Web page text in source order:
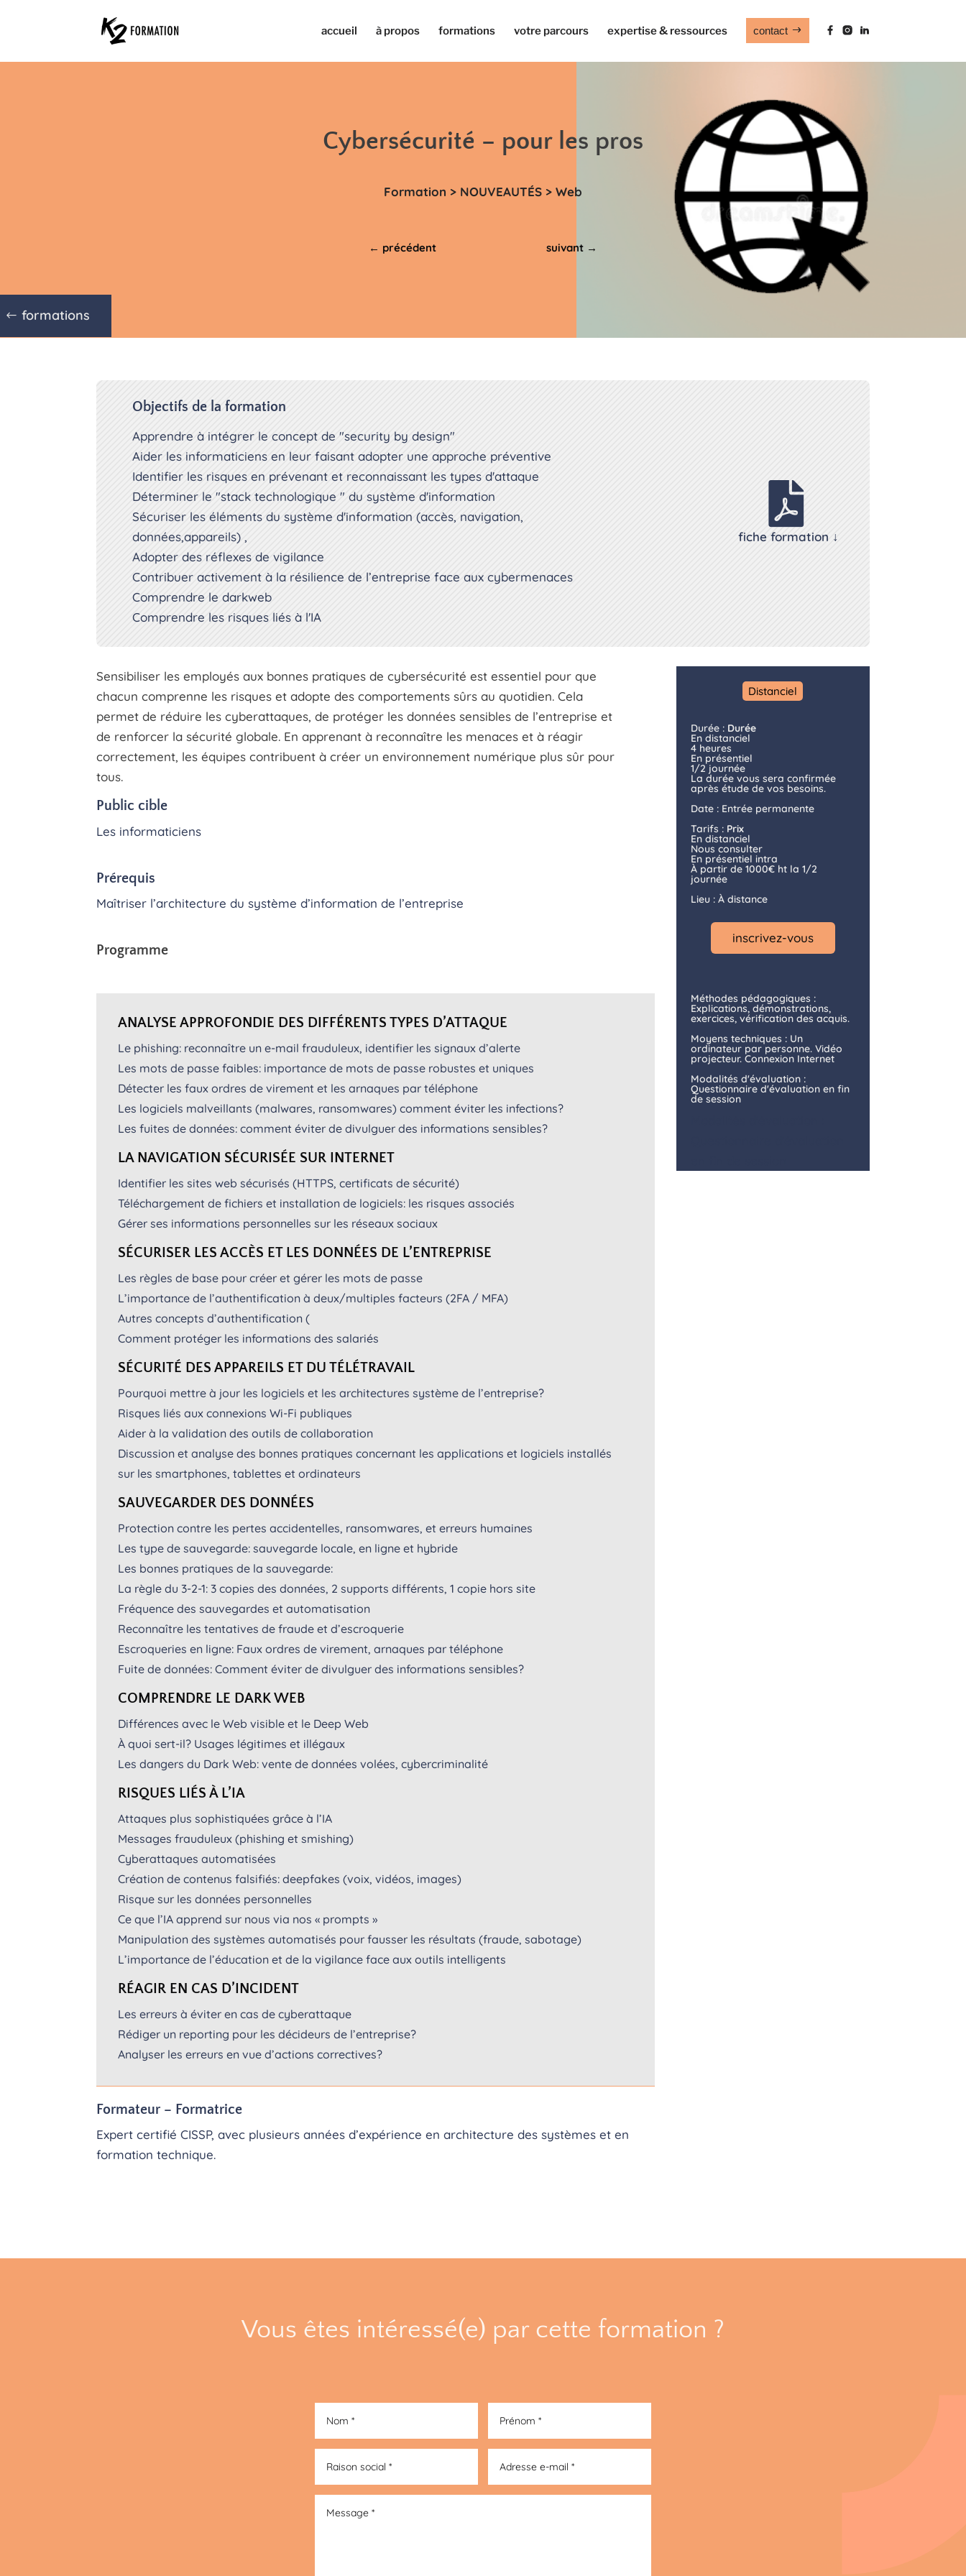
accueil à propos formations votre parcours expertise & ressources contact
Cybersécurité – pour les pros
Formation > NOUVEAUTÉS > Web
← précédent suivant →
formations
Objectifs de la formation
Apprendre à intégrer le concept de "security by design"
Aider les informaticiens en leur faisant adopter une approche préventive
Identifier les risques en prévenant et reconnaissant les types d'attaque
Déterminer le "stack technologique " du système d'information
Sécuriser les éléments du système d'information (accès, navigation,
données,appareils) ,
Adopter des réflexes de vigilance
Contribuer activement à la résilience de l’entreprise face aux cybermenaces
Comprendre le darkweb
Comprendre les risques liés à l'IA

fiche formation ↓
Sensibiliser les employés aux bonnes pratiques de cybersécurité est essentiel pour que
chacun comprenne les risques et adopte des comportements sûrs au quotidien. Cela
permet de réduire les cyberattaques, de protéger les données sensibles de l’entreprise et
de renforcer la sécurité globale. En apprenant à reconnaître les menaces et à réagir
correctement, les équipes contribuent à créer un environnement numérique plus sûr pour
tous.
Public cible
Les informaticiens
Prérequis
Maîtriser l’architecture du système d’information de l’entreprise
Programme
ANALYSE APPROFONDIE DES DIFFÉRENTS TYPES D’ATTAQUE
Le phishing: reconnaître un e-mail frauduleux, identifier les signaux d’alerte
Les mots de passe faibles: importance de mots de passe robustes et uniques
Détecter les faux ordres de virement et les arnaques par téléphone
Les logiciels malveillants (malwares, ransomwares) comment éviter les infections?
Les fuites de données: comment éviter de divulguer des informations sensibles?
LA NAVIGATION SÉCURISÉE SUR INTERNET
Identifier les sites web sécurisés (HTTPS, certificats de sécurité)
Téléchargement de fichiers et installation de logiciels: les risques associés
Gérer ses informations personnelles sur les réseaux sociaux
SÉCURISER LES ACCÈS ET LES DONNÉES DE L’ENTREPRISE
Les règles de base pour créer et gérer les mots de passe
L’importance de l’authentification à deux/multiples facteurs (2FA / MFA)
Autres concepts d’authentification (
Comment protéger les informations des salariés
SÉCURITÉ DES APPAREILS ET DU TÉLÉTRAVAIL
Pourquoi mettre à jour les logiciels et les architectures système de l’entreprise?
Risques liés aux connexions Wi-Fi publiques
Aider à la validation des outils de collaboration
Discussion et analyse des bonnes pratiques concernant les applications et logiciels installés
sur les smartphones, tablettes et ordinateurs
SAUVEGARDER DES DONNÉES
Protection contre les pertes accidentelles, ransomwares, et erreurs humaines
Les type de sauvegarde: sauvegarde locale, en ligne et hybride
Les bonnes pratiques de la sauvegarde:
La règle du 3-2-1: 3 copies des données, 2 supports différents, 1 copie hors site
Fréquence des sauvegardes et automatisation
Reconnaître les tentatives de fraude et d’escroquerie
Escroqueries en ligne: Faux ordres de virement, arnaques par téléphone
Fuite de données: Comment éviter de divulguer des informations sensibles?
COMPRENDRE LE DARK WEB
Différences avec le Web visible et le Deep Web
À quoi sert-il? Usages légitimes et illégaux
Les dangers du Dark Web: vente de données volées, cybercriminalité
RISQUES LIÉS À L’IA
Attaques plus sophistiquées grâce à l’IA
Messages frauduleux (phishing et smishing)
Cyberattaques automatisées
Création de contenus falsifiés: deepfakes (voix, vidéos, images)
Risque sur les données personnelles
Ce que l’IA apprend sur nous via nos « prompts »
Manipulation des systèmes automatisés pour fausser les résultats (fraude, sabotage)
L’importance de l’éducation et de la vigilance face aux outils intelligents
RÉAGIR EN CAS D’INCIDENT
Les erreurs à éviter en cas de cyberattaque
Rédiger un reporting pour les décideurs de l’entreprise?
Analyser les erreurs en vue d’actions correctives?
Formateur – Formatrice
Expert certifié CISSP, avec plusieurs années d’expérience en architecture des systèmes et en
formation technique.
Distanciel
Durée : Durée
En distanciel
4 heures
En présentiel
1/2 journée
La durée vous sera confirmée
après étude de vos besoins.
Date : Entrée permanente
Tarifs : Prix
En distanciel
Nous consulter
En présentiel intra
À partir de 1000€ ht la 1/2
journée
Lieu : À distance
inscrivez-vous
Méthodes pédagogiques :
Explications, démonstrations,
exercices, vérification des acquis.
Moyens techniques : Un
ordinateur par personne. Vidéo
projecteur. Connexion Internet
Modalités d'évaluation :
Questionnaire d'évaluation en fin
de session
Vous êtes intéressé(e) par cette formation ?